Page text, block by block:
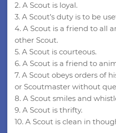
2. A Scout is loyal.
3. A Scout’s duty is to be
4. A Scout is a friend to all
other Scout.
5. A Scout is courteous.
6. A Scout is a friend to
7. A Scout obeys orders of
or Scoutmaster without
8. A Scout smiles and
9. A Scout is thrifty.
10. A Scout is clean in